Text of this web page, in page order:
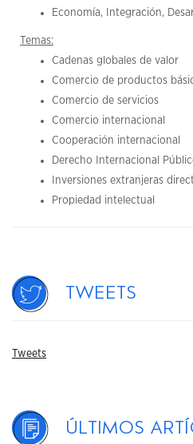
Economía, Integración,
Temas:
Cadenas globales de valor
Comercio de productos
Comercio de servicios
Comercio internacional
Cooperación internacional
Derecho Internacional
Inversiones extranjeras
Propiedad intelectual
Tweets
Tweets
Últimos